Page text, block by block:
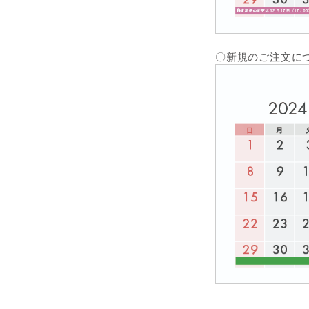
〇新規のご注文に